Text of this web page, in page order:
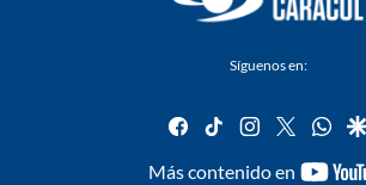
Síguenos en:
facebook
tiktok instagram
twitter
Más contenido en